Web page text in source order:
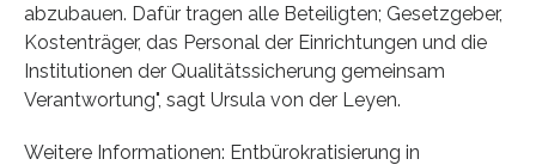
abzubauen. Dafür tragen alle Beteiligten; Gesetzgeber,
Kostenträger, das Personal der Einrichtungen und die
Institutionen der Qualitätssicherung gemeinsam
Verantwortung", sagt Ursula von der Leyen.
Weitere Informationen: Entbürokratisierung in